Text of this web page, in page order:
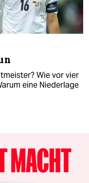
Wie vor vier
eine Niederlage